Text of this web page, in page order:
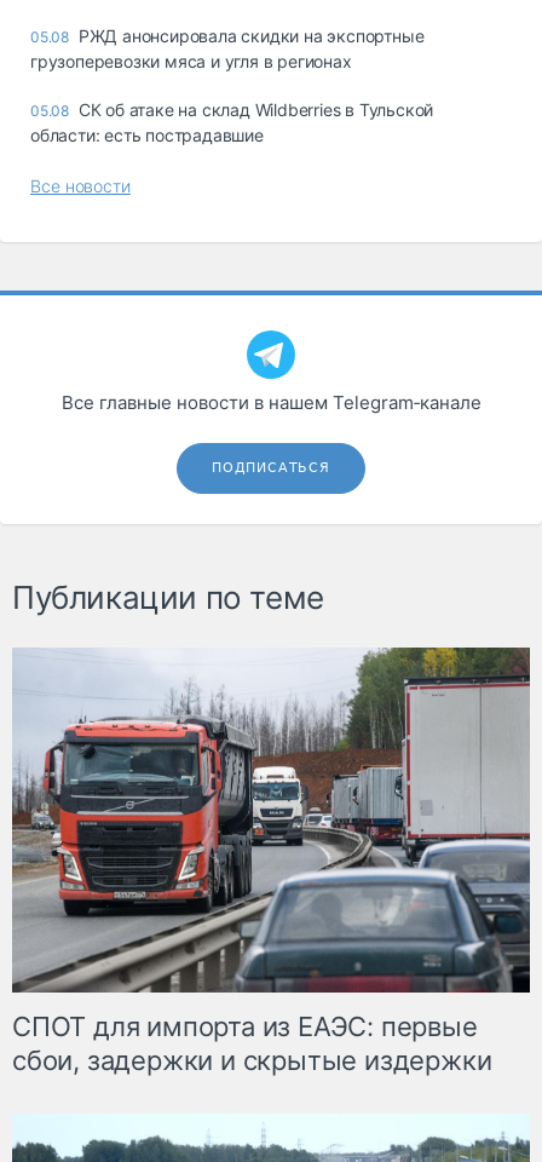
05.08 РЖД анонсировала скидки на экспортные
грузоперевозки мяса и угля в регионах
05.08 СК об атаке на склад Wildberries в Тульской
области: есть пострадавшие
Все новости
Все главные новости в нашем Telegram‑канале
ПОДПИСАТЬСЯ
Публикации по теме
СПОТ для импорта из ЕАЭС: первые
сбои, задержки и скрытые издержки